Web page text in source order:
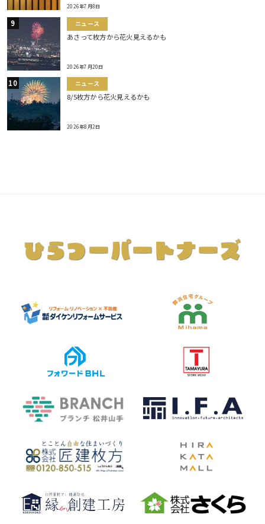
2026年7月8日
ニュース
あさって枚方から花火見えるかも
2026年7月20日
ニュース
8/5枚方から花火見えるかも
2026年8月2日